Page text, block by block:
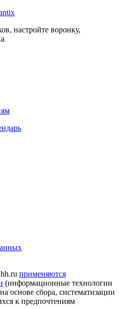
настройте воронку,
применяются
(информационные технологии
основе сбора, систематизации
к предпочтениям